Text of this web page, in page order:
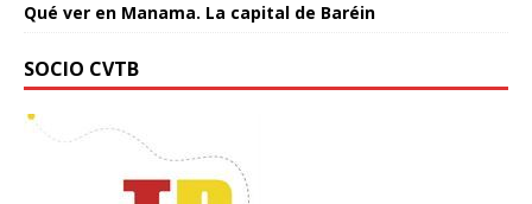
Qué ver en Manama. La capital de Baréin
SOCIO CVTB